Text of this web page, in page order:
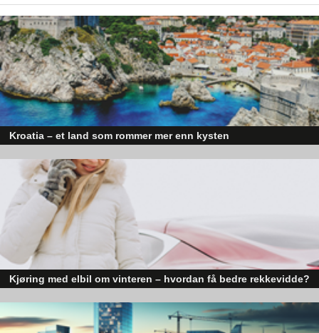
Kroatia – et land som rommer mer enn kysten
sider enn det førsteinntrykket mange sitter igjen med.
Kjøring med elbil om vinteren – hvordan få bedre rekkevidde?
utfordrende vinterforhold kan være en utfordring.